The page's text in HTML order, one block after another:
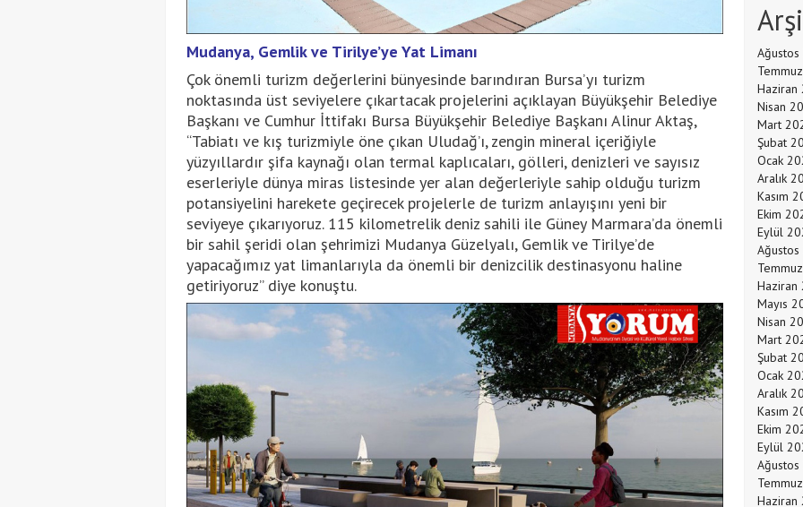
Mudanya, Gemlik ve Tirilye’ye Yat Limanı
Çok önemli turizm değerlerini bünyesinde barındıran Bursa’yı turizm
noktasında üst seviyelere çıkartacak projelerini açıklayan Büyükşehir Belediye
Başkanı ve Cumhur İttifakı Bursa Büyükşehir Belediye Başkanı Alinur Aktaş,
“Tabiatı ve kış turizmiyle öne çıkan Uludağ’ı, zengin mineral içeriğiyle
yüzyıllardır şifa kaynağı olan termal kaplıcaları, gölleri, denizleri ve sayısız
eserleriyle dünya miras listesinde yer alan değerleriyle sahip olduğu turizm
potansiyelini harekete geçirecek projelerle de turizm anlayışını yeni bir
seviyeye çıkarıyoruz. 115 kilometrelik deniz sahili ile Güney Marmara’da önemli
bir sahil şeridi olan şehrimizi Mudanya Güzelyalı, Gemlik ve Tirilye’de
yapacağımız yat limanlarıyla da önemli bir denizcilik destinasyonu haline
getiriyoruz” diye konuştu.
Haziran
Nisan
Mart
Şubat
Ocak
Aralık
Kasım
Ekim
Eylül
Haziran
Mayıs
Nisan
Mart
Şubat
Ocak
Aralık
Kasım
Ekim
Eylül
Haziran